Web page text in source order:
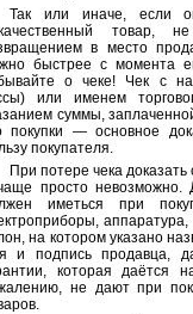
Так или иначе, если
товар,
в место
быстрее с момента
о чеке! Чек с
или именем
суммы,
покупки — основное
покупателя.
При потере чека
просто невозможно.
иметься при
на котором указано
и подпись продавца,
которая даётся
не дают при